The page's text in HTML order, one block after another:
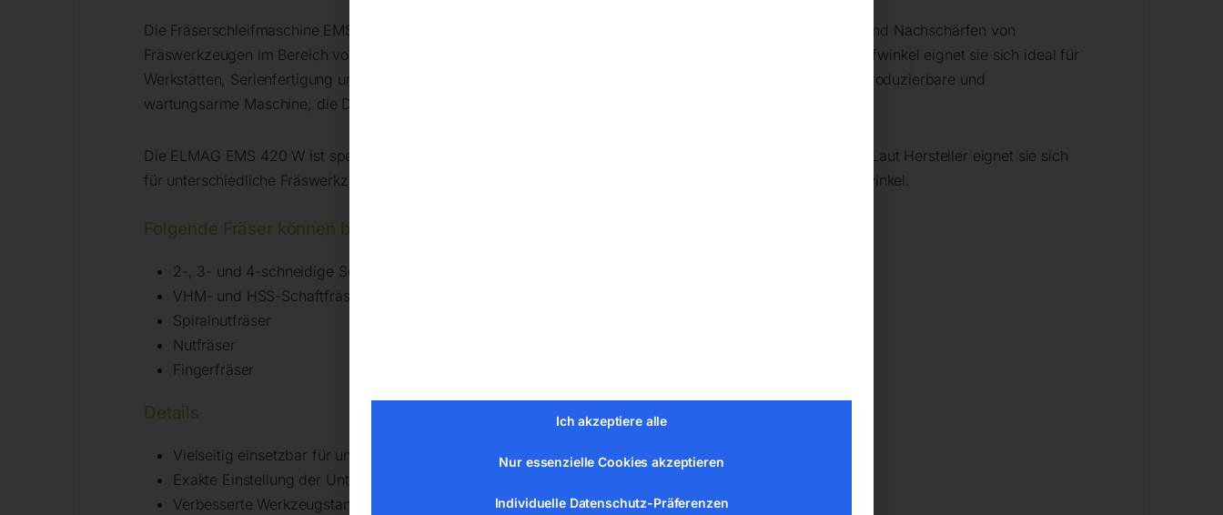
Die Fräserschleifmaschine EMS 420 W von Elmag ist eine leistungsfähige Lösung für das präzise Schleifen und Nachschärfen von
Fräswerkzeugen im Bereich von 4 bis 20 mm. Durch ihre kompakte Bauform und die fein einstellbaren Schleifwinkel eignet sie sich ideal für
Werkstätten, Serienfertigung und industrielle Bearbeitung. Mit der EMS 420 W erhältst du eine effiziente, reproduzierbare und
wartungsarme Maschine, die Deine Fräser immer wieder in optimale Schneidqualität bringt.
Die ELMAG EMS 420 W ist speziell zum Nachschärfen von Schaftfräsern im Bereich Ø 4–20 mm ausgelegt. Laut Hersteller eignet sie sich
für unterschiedliche Fräswerkzeuge und erlaubt die exakte Einstellung von Unterkanten, Mittelnut und Spiralwinkel.
Folgende Fräser können bearbeitet werden
2-, 3- und 4-schneidige Schaftfräser
VHM- und HSS-Schaftfräser
Spiralnutfräser
Nutfräser
Fingerfräser
Details
Vielseitig einsetzbar für unterschiedliche Fräswerkzeuge
Exakte Einstellung der Unterkanten, Mittelnut und Spiralwinkel
Verbesserte Werkzeugstandzeiten durch präzises Nachschärfen
Ich akzeptiere alle
Nur essenzielle Cookies akzeptieren
Individuelle Datenschutz-Präferenzen